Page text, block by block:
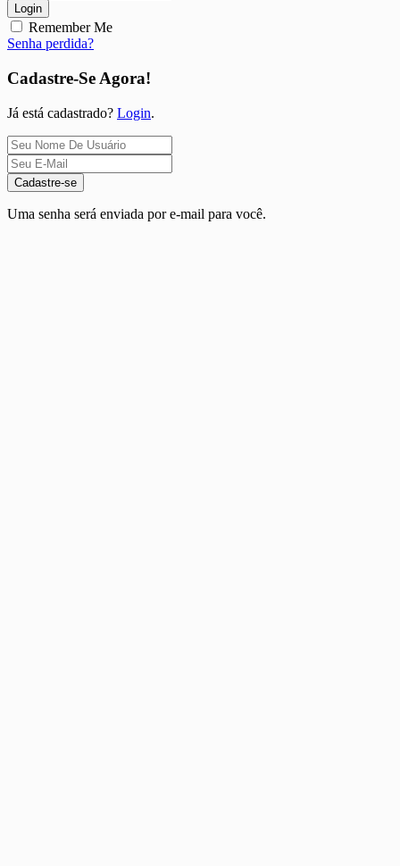
Login
Remember Me
Senha perdida?
Cadastre-Se Agora!
Já está cadastrado? Login.
Cadastre-se
Uma senha será enviada por e-mail para você.